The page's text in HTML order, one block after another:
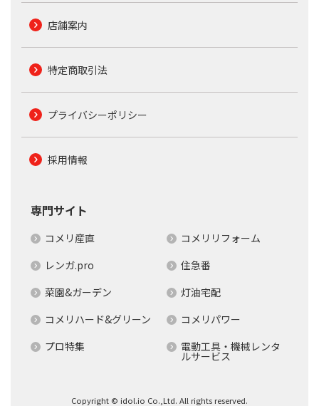
店舗案内
特定商取引法
プライバシーポリシー
採用情報
専門サイト
コメリ産直
コメリリフォーム
レンガ.pro
住急番
菜園&ガーデン
灯油宅配
コメリハード&グリーン
コメリパワー
プロ特集
電動工具・機械レンタ
ルサービス
Copyright © idol.io Co.,Ltd. All rights reserved.